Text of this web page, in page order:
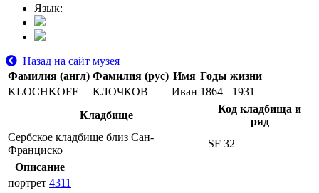
Язык:
Назад на сайт музея
Фамилия (англ) Фамилия (рус) Имя Годы жизни
KLOCHKOFF
КЛОЧКОВ Иван 1864
1931
Кладбище
Код кладбища и
ряд
Сербское кладбище близ Сан-
Франциско
SF 32
Описание
портрет 4311